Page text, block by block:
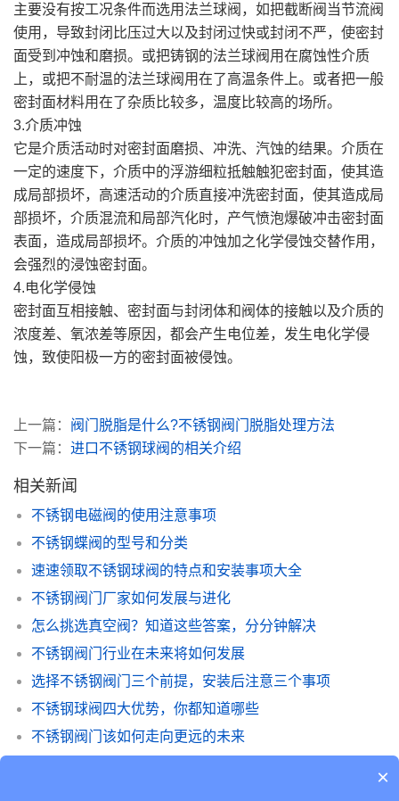
主要没有按工况条件而选用法兰球阀，如把截断阀当节流阀
使用，导致封闭比压过大以及封闭过快或封闭不严，使密封
面受到冲蚀和磨损。或把铸钢的法兰球阀用在腐蚀性介质
上，或把不耐温的法兰球阀用在了高温条件上。或者把一般
密封面材料用在了杂质比较多，温度比较高的场所。
3.介质冲蚀
它是介质活动时对密封面磨损、冲洗、汽蚀的结果。介质在
一定的速度下，介质中的浮游细粒抵触触犯密封面，使其造
成局部损坏，高速活动的介质直接冲洗密封面，使其造成局
部损坏，介质混流和局部汽化时，产气愤泡爆破冲击密封面
表面，造成局部损坏。介质的冲蚀加之化学侵蚀交替作用，
会强烈的浸蚀密封面。
4.电化学侵蚀
密封面互相接触、密封面与封闭体和阀体的接触以及介质的
浓度差、氧浓差等原因，都会产生电位差，发生电化学侵
蚀，致使阳极一方的密封面被侵蚀。
上一篇： 阀门脱脂是什么?不锈钢阀门脱脂处理方法
下一篇： 进口不锈钢球阀的相关介绍
相关新闻
不锈钢电磁阀的使用注意事项
不锈钢蝶阀的型号和分类
速速领取不锈钢球阀的特点和安装事项大全
不锈钢阀门厂家如何发展与进化
怎么挑选真空阀？知道这些答案，分分钟解决
不锈钢阀门行业在未来将如何发展
选择不锈钢阀门三个前提，安装后注意三个事项
不锈钢球阀四大优势，你都知道哪些
不锈钢阀门该如何走向更远的未来
×